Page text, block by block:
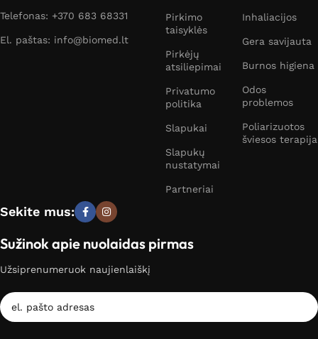
Telefonas: +370 683 68331
El. paštas: info@biomed.lt
Pirkimo
taisyklės
Pirkėjų
atsiliepimai
Privatumo
politika
Slapukai
Slapukų
nustatymai
Partneriai
Inhaliacijos
Gera savijauta
Burnos higiena
Odos
problemos
Poliarizuotos
šviesos terapija
Sekite mus:
Sužinok apie nuolaidas pirmas
Užsiprenumeruok naujienlaiškį